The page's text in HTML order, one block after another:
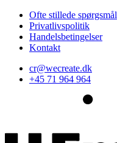
Ofte stillede spørgsmål
Privatlivspolitik
Handelsbetingelser
Kontakt
cr@wecreate.dk
+45 71 964 964